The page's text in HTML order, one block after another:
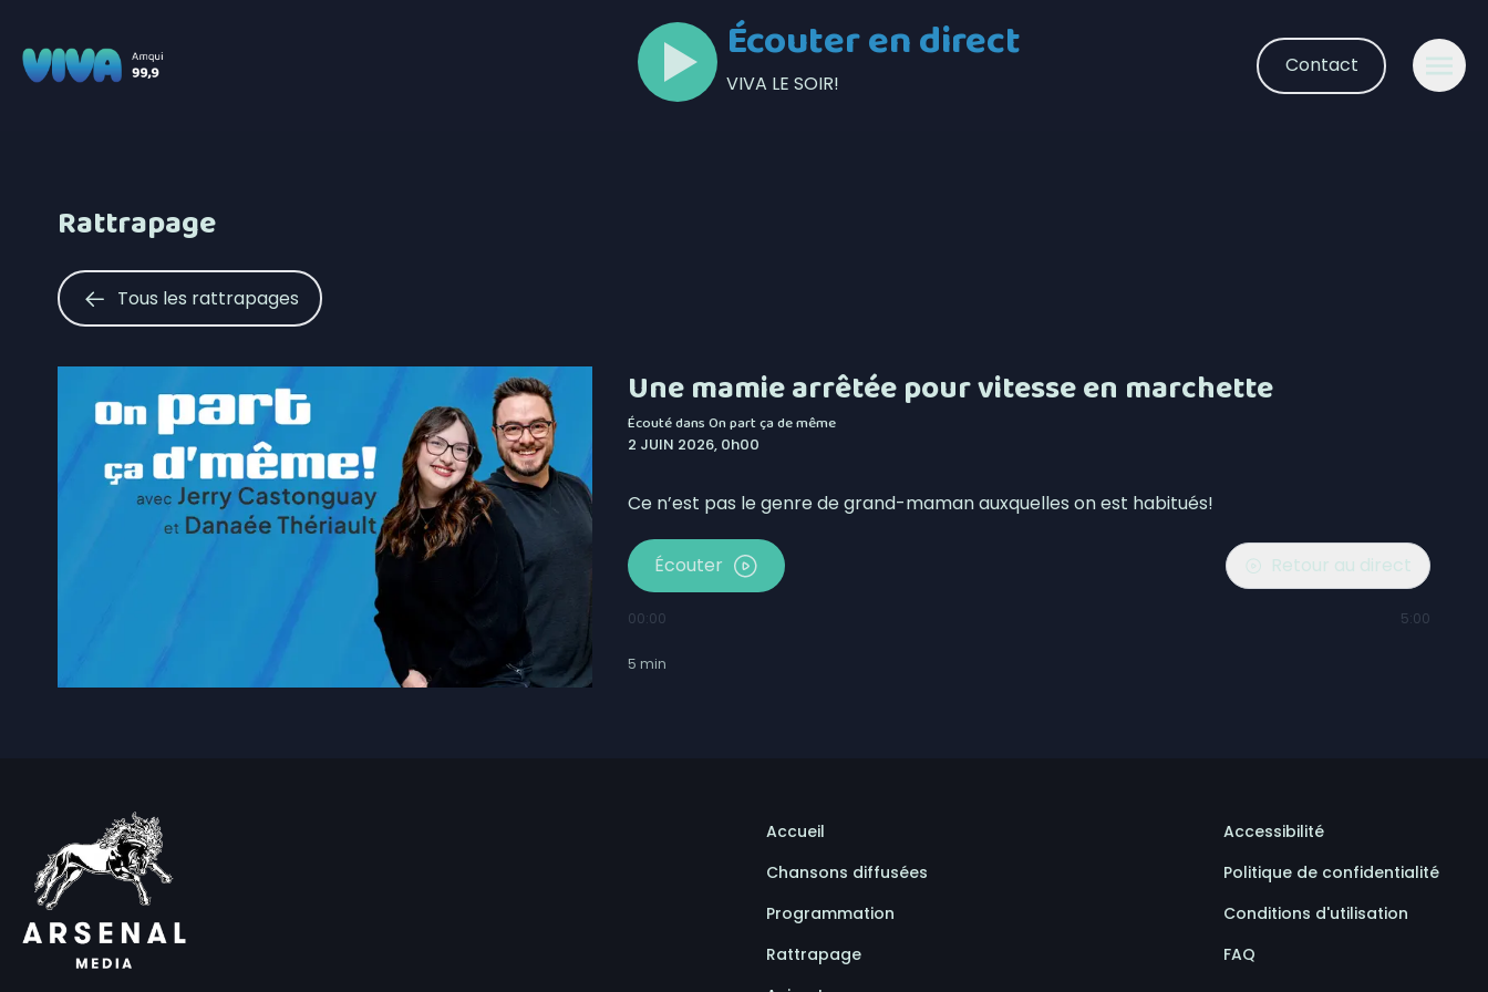
Écouter en direct
VIVA LE SOIR!
Contact
Rattrapage
Tous les rattrapages
Une mamie arrêtée pour vitesse en marchette
Écouté dansOn part ça de même
2 JUIN 2026, 0h00
Ce n’est pas le genre de grand-maman auxquelles on est habitués!
Écouter Retour au direct
00:00 5:00
5 min
Accueil
Chansons diffusées
Programmation
Rattrapage
Accessibilité
Politique de confidentialité
Conditions d'utilisation
FAQ